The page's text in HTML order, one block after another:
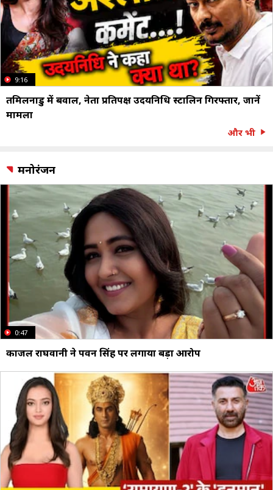
9:16
तमिलनाडु में बवाल, नेता प्रतिपक्ष उदयनिधि स्टालिन गिरफ्तार, जानें
मामला
और भी
मनोरंजन
0:47
काजल राघवानी ने पवन सिंह पर लगाया बड़ा आरोप